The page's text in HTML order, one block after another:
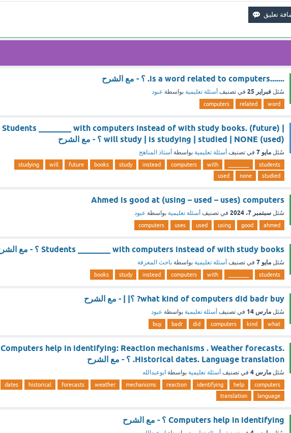
.......is a word related to computers. ؟ - مع الشرح
سُئل فبراير 25 في تصنيف أسئلة تعليمية بواسطة عبود
word
related
computers
Students ________ with computers instead of with study books. (future) |
will study | is studying | studied | NONE (used) ؟ - مع الشرح
سُئل مايو 7 في تصنيف أسئلة تعليمية بواسطة أستاذ المناهج
students
with
computers
instead
study
books
future
will
studying
studied
none
used
Ahmed is good at (using – used – uses) computers
سُئل سبتمبر 7، 2024 في تصنيف أسئلة تعليمية بواسطة عبود
ahmed
good
using
used
uses
computers
Students ________ with computers instead of with study books ؟ - مع الشرح
سُئل مايو 7 في تصنيف أسئلة تعليمية بواسطة باحث المعرفة
students
with
computers
instead
study
books
what kind of computers did badr buy? ؟| | - مع الشرح
سُئل مارس 14 في تصنيف أسئلة تعليمية بواسطة عبود
what
kind
computers
did
badr
buy
Computers help in identifying: Reaction mechanisms . Weather forecasts.
Historical dates. Language translation. ؟ - مع الشرح
سُئل مارس 4 في تصنيف أسئلة تعليمية بواسطة ابوعبدالله
computers
help
identifying
reaction
mechanisms
weather
forecasts
historical
dates
language
translation
Computers help in identifying ؟ - مع الشرح